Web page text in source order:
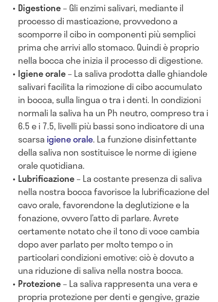
Digestione– Gli enzimi salivari, mediante il
processo di masticazione, provvedono a
scomporre il cibo in componenti più semplici
prima che arrivi allo stomaco. Quindi è proprio
nella bocca che inizia il processo di digestione.
Igiene orale– La saliva prodotta dalle ghiandole
salivari facilita la rimozione di cibo accumulato
in bocca, sulla lingua o tra i denti. In condizioni
normali la saliva ha un Ph neutro, compreso tra i
6.5 e i 7.5, livelli più bassi sono indicatore di una
scarsa igiene orale. La funzione disinfettante
della saliva non sostituisce le norme di igiene
orale quotidiana.
Lubrificazione– La costante presenza di saliva
nella nostra bocca favorisce la lubrificazione del
cavo orale, favorendone la deglutizione e la
fonazione, ovvero l’atto di parlare. Avrete
certamente notato che il tono di voce cambia
dopo aver parlato per molto tempo o in
particolari condizioni emotive: ciò è dovuto a
una riduzione di saliva nella nostra bocca.
Protezione– La saliva rappresenta una vera e
propria protezione per denti e gengive, grazie